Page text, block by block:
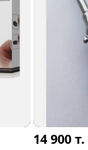
14 900т.